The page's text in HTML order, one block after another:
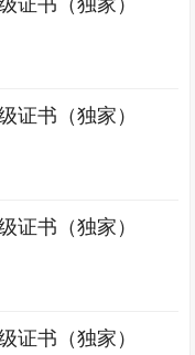
证书（独家）
证书（独家）
证书（独家）
证书（独家）